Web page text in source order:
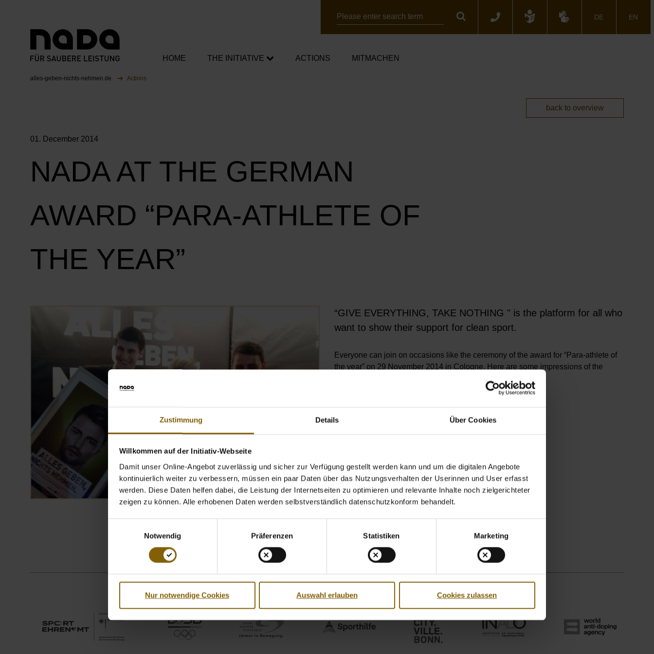
Zustimmung Details Über Cookies
Willkommen auf der Initiativ-Webseite
Damit unser Online-Angebot zuverlässig und sicher zur Verfügung gestellt werden kann und um die digitalen Angebote
kontinuierlich weiter zu verbessern, müssen ein paar Daten über das Nutzungsverhalten der Userinnen und User erfasst
werden. Diese Daten helfen dabei, die Leistung der Internetseiten zu optimieren und relevante Inhalte noch zielgerichteter
zeigen zu können. Alle erhobenen Daten werden selbstverständlich datenschutzkonform behandelt.
Notwendig
Präferenzen Statistiken Marketing
Nur notwendige Cookies Auswahl erlauben Cookies zulassen
Jump to content
Search Search DE EN
HOME THE INITIATIVE ACTIONS MITMACHEN
You are here:
alles-geben-nichts-nehmen.de Actions
back to overview
01. December 2014
NADA AT THE GERMAN
AWARD “PARA-ATHLETE OF
THE YEAR”
Öffnet Bild in Overlay
“GIVE EVERYTHING, TAKE NOTHING " is the platform for all who
want to show their support for clean sport.
Everyone can join on occasions like the ceremony of the award for “Para-athlete of
the year” on 29 November 2014 in Cologne. Here are some impressions of the